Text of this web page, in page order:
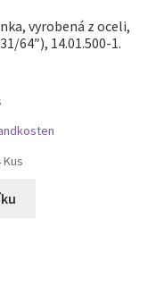
vyrobená z oceli,
64″), 14.01.500-1.
Kus